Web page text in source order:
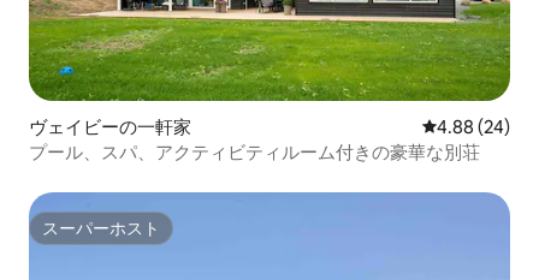
ヴェイビーの一軒家 レビュー24
4.88 (24)
プール、スパ、アクティビティルーム付きの豪華な別荘
スーパーホスト
スーパーホスト